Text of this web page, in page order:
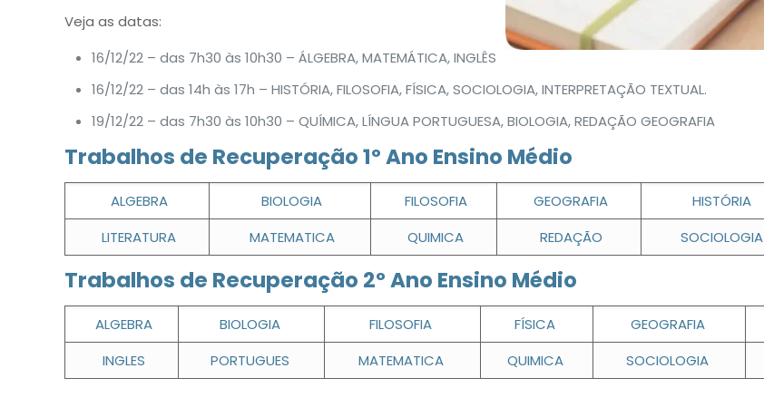
Veja as datas:
16/12/22 – das 7h30 às 10h30 – ÁLGEBRA, MATEMÁTICA, INGLÊS
16/12/22 – das 14h às 17h – HISTÓRIA, FILOSOFIA, FÍSICA, SOCIOLOGIA, INTERPRETAÇÃO TEXTUAL.
19/12/22 – das 7h30 às 10h30 – QUÍMICA, LÍNGUA PORTUGUESA, BIOLOGIA, REDAÇÃO GEOGRAFIA
Trabalhos de Recuperação 1º Ano Ensino Médio
ALGEBRA BIOLOGIA FILOSOFIA GEOGRAFIA HISTÓRIA
LITERATURA
MATEMATICA QUIMICA REDAÇÃO SOCIOLOGIA
Trabalhos de Recuperação 2º Ano Ensino Médio
ALGEBRA BIOLOGIA FILOSOFIA FÍSICA GEOGRAFIA
INGLES
PORTUGUES MATEMATICA QUIMICA SOCIOLOGIA